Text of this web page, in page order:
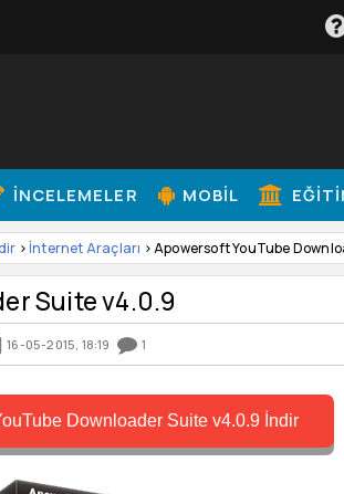
İNCELEMELER MOBIL
> İnternet Araçları > Apowersoft YouTube
Suite v4.0.9
16-05-2015, 18:19 1
Downloader Suite v4.0.9 İndir